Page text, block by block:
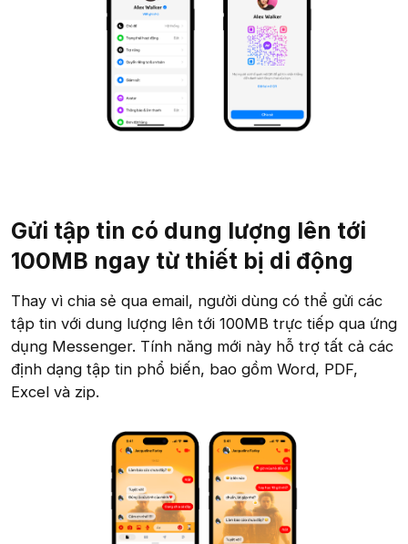
Gửi tập tin có dung lượng lên tới
100MB ngay từ thiết bị di động​
Thay vì chia sẻ qua email, người dùng có thể gửi các
tập tin với dung lượng lên tới 100MB trực tiếp qua ứng
dụng Messenger. Tính năng mới này hỗ trợ tất cả các
định dạng tập tin phổ biến, bao gồm Word, PDF,
Excel và zip.